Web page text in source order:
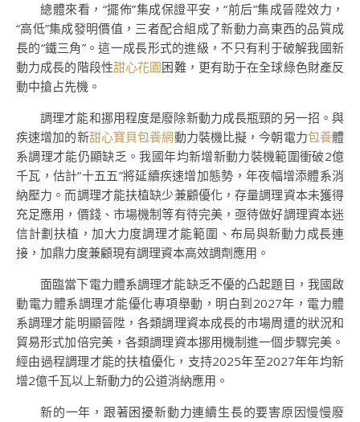
總體來看，“擺佈”集成保證平安，“前后”集成晉陞效力，
“高低”集成發明價值，三者配合組成了新動力高東西的品質成
長的“鐵三角”。這一成長形式的進級，不只有利于破解我國新
動力成長的階段性甜心花園困難，更有助于在全球綠色財產反
動中搶占先機。
調理才能和挪用程度是廢除新動力成長瓶頸的另一招。與
疾速增加的新甜心寶貝包養網動力裝機比擬，今朝電力包養體
系調理才能仍顯缺乏。我國年均新增新動力裝機範圍衝破2億
千瓦，估計“十五五”將延續疾速增加態勢，年夜幅增添體系消
納壓力。而調理才能扶植缺少兼顧優化，存量調理資本未獲得
充足應用，價錢、市場機制等有待完美，亟待做好調理資本迷
信計劃扶植，加大力度調理才能範圍、布局與新動力成長連
接，加鼎力度兼顧現有調理資本高效調劑應用。
面臨當下電力體系調理才能缺乏不優的凸起題目，我國啟
動電力體系調理才能優化專項舉動，明白到2027年，電力體
系調理才能明顯晉陞，各類調理資本成長的市場周遭的狀況和
貿易形式加倍完美，各類調理資本挪用機制進一個步驟完美。
經由過程調理才能的扶植優化，支持2025年至2027年年均新
增2億千瓦以上新動力的公道消納應用。
新的一年，跟著困擾新動力連續生長的要害原因慢慢廢